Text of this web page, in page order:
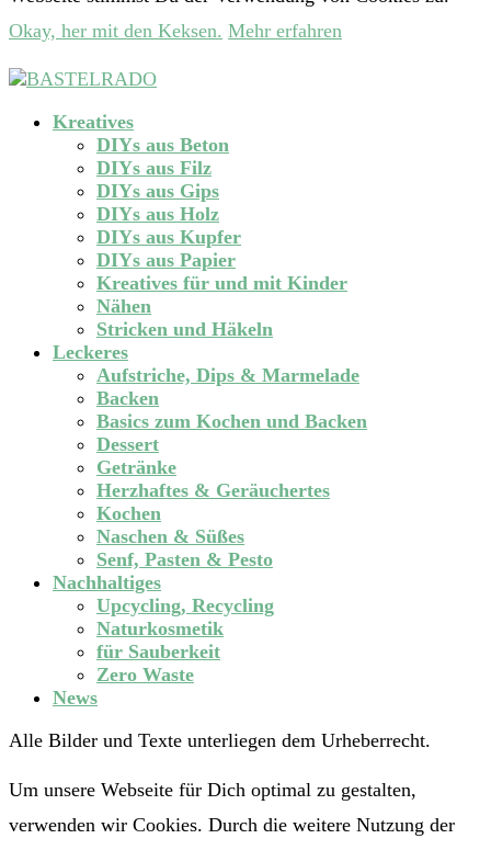
Okay, her mit den Keksen. Mehr erfahren
Kreatives
DIYs aus Beton
DIYs aus Filz
DIYs aus Gips
DIYs aus Holz
DIYs aus Kupfer
DIYs aus Papier
Kreatives für und mit Kinder
Nähen
Stricken und Häkeln
Leckeres
Aufstriche, Dips & Marmelade
Backen
Basics zum Kochen und Backen
Dessert
Getränke
Herzhaftes & Geräuchertes
Kochen
Naschen & Süßes
Senf, Pasten & Pesto
Nachhaltiges
Upcycling, Recycling
Naturkosmetik
für Sauberkeit
Zero Waste
News
Alle Bilder und Texte unterliegen dem Urheberrecht.
Um unsere Webseite für Dich optimal zu gestalten,
verwenden wir Cookies. Durch die weitere Nutzung der